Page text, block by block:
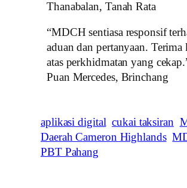
Thanabalan, Tanah Rata
“MDCH sentiasa responsif
aduan dan pertanyaan. Terima
atas perkhidmatan yang
Puan Mercedes, Brinchang
aplikasi digital cukai taksiran
Daerah Cameron Highlands
PBT Pahang